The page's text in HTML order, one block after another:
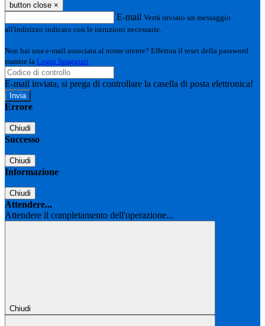
button close ×
E-mail Verrà inviato un messaggio
all'indirizzo indicato con le istruzioni necessarie.
Non hai una e-mail associata al nome utente? Effettua il reset della password
tramite la Login Spaggiari
E-mail inviata, si prega di controllare la casella di posta elettronica!
Errore
Chiudi
Successo
Chiudi
Informazione
Chiudi
Attendere...
Attendere il completamento dell'operazione...
Chiudi